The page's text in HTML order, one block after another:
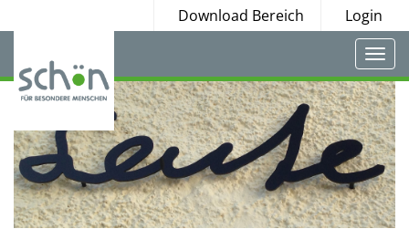
Download Bereich Login